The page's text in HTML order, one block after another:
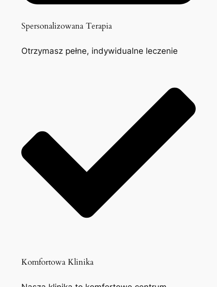
Spersonalizowana Terapia
Otrzymasz pełne, indywidualne leczenie
Komfortowa Klinika